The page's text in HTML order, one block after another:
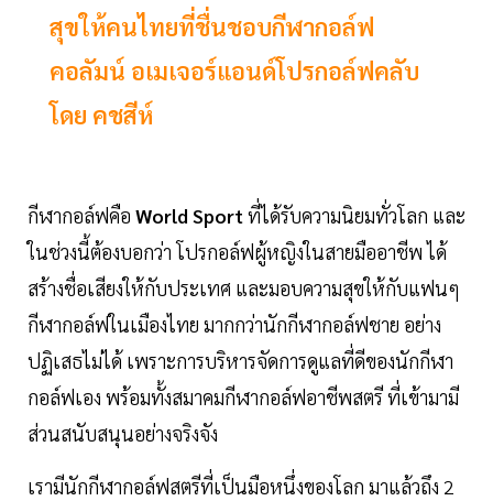
สุขให้คนไทยที่ชื่นชอบกีฬากอล์ฟ
คอลัมน์ อเมเจอร์แอนด์โปรกอล์ฟคลับ
โดย คชสีห์
กีฬากอล์ฟคือ World Sportที่ได้รับความนิยมทั่วโลก และ
ในช่วงนี้ต้องบอกว่า โปรกอล์ฟผู้หญิงในสายมืออาชีพ ได้
สร้างชื่อเสียงให้กับประเทศ และมอบความสุขให้กับแฟนๆ
กีฬากอล์ฟในเมืองไทย มากกว่านักกีฬากอล์ฟชาย อย่าง
ปฏิเสธไม่ได้ เพราะการบริหารจัดการดูแลที่ดีของนักกีฬา
กอล์ฟเอง พร้อมทั้งสมาคมกีฬากอล์ฟอาชีพสตรี ที่เข้ามามี
ส่วนสนับสนุนอย่างจริงจัง
เรามีนักกีฬากอล์ฟสตรีที่เป็นมือหนึ่งของโลก มาแล้วถึง 2